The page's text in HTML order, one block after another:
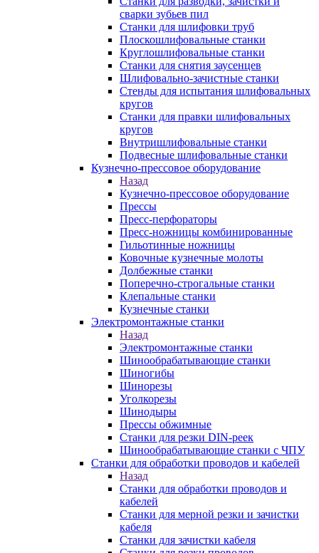
сварки зубьев пил
Станки для шлифовки труб
Плоскошлифовальные станки
Круглошлифовальные станки
Станки для снятия заусенцев
Шлифовально-зачистные станки
Стенды для испытания шлифовальных
кругов
Станки для правки шлифовальных
кругов
Внутришлифовальные станки
Подвесные шлифовальные станки
Кузнечно-прессовое оборудование
Назад
Кузнечно-прессовое оборудование
Прессы
Пресс-перфораторы
Пресс-ножницы комбинированные
Гильотинные ножницы
Ковочные кузнечные молоты
Долбежные станки
Поперечно-строгальные станки
Клепальные станки
Кузнечные станки
Электромонтажные станки
Назад
Электромонтажные станки
Шинообрабатывающие станки
Шиногибы
Шинорезы
Уголкорезы
Шинодыры
Прессы обжимные
Станки для резки DIN-реек
Шинообрабатывающие станки с ЧПУ
Станки для обработки проводов и кабелей
Назад
Станки для обработки проводов и
кабелей
Станки для мерной резки и зачистки
кабеля
Станки для зачистки кабеля